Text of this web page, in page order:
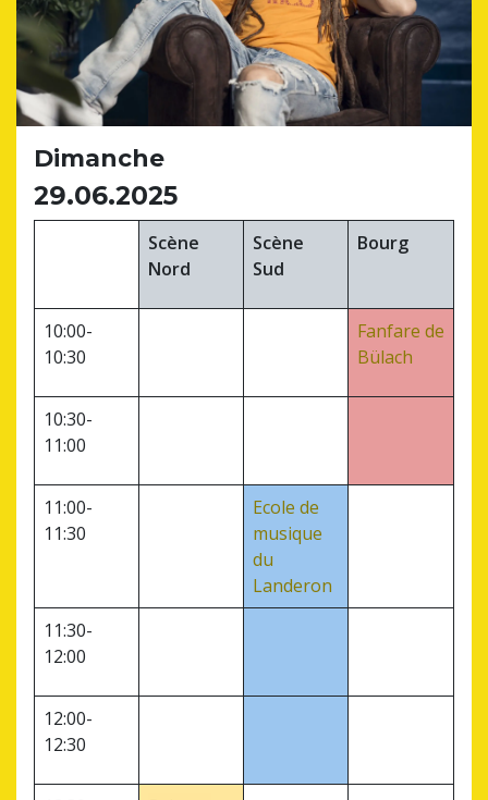
Dimanche
29.06.2025
Scène
Nord
Scène
Sud
Bourg
10:00-
10:30
Fanfare de
Bülach
10:30-
11:00
11:00-
11:30
Ecole de
musique
du
Landeron
11:30-
12:00
12:00-
12:30